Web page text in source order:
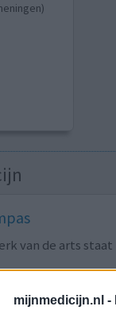
mijnmedicijn.nl -
van de arts staat
op geslacht